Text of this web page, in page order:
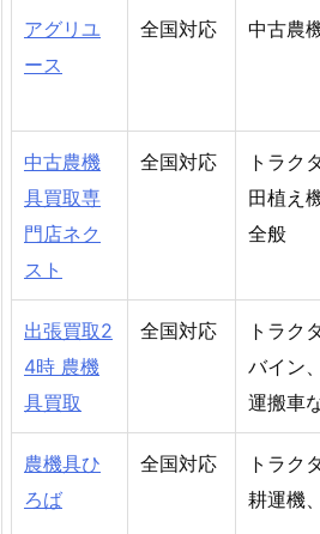
アグリユ
ース
全国対応 中古農
中古農機
具買取専
門店ネク
スト
全国対応
トラク
田植え
全般
出張買取2
4時 農機
具買取
全国対応
トラク
バイン
運搬車
農機具ひ
ろば
全国対応
トラク
耕運機